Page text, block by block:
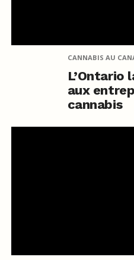
CANNABIS AU
L’Ontario
aux
cannabis